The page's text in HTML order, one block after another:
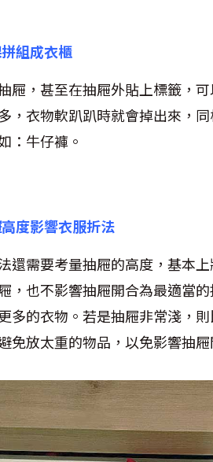
組成衣櫃
屜，甚至在抽屜外貼上標籤，
，衣物軟趴趴時就會掉出來，
：牛仔褲。
度影響衣服折法
還需要考量抽屜的高度，基本
，也不影響抽屜開合為最適當
多的衣物。若是抽屜非常淺，
免放太重的物品，以免影響抽屜